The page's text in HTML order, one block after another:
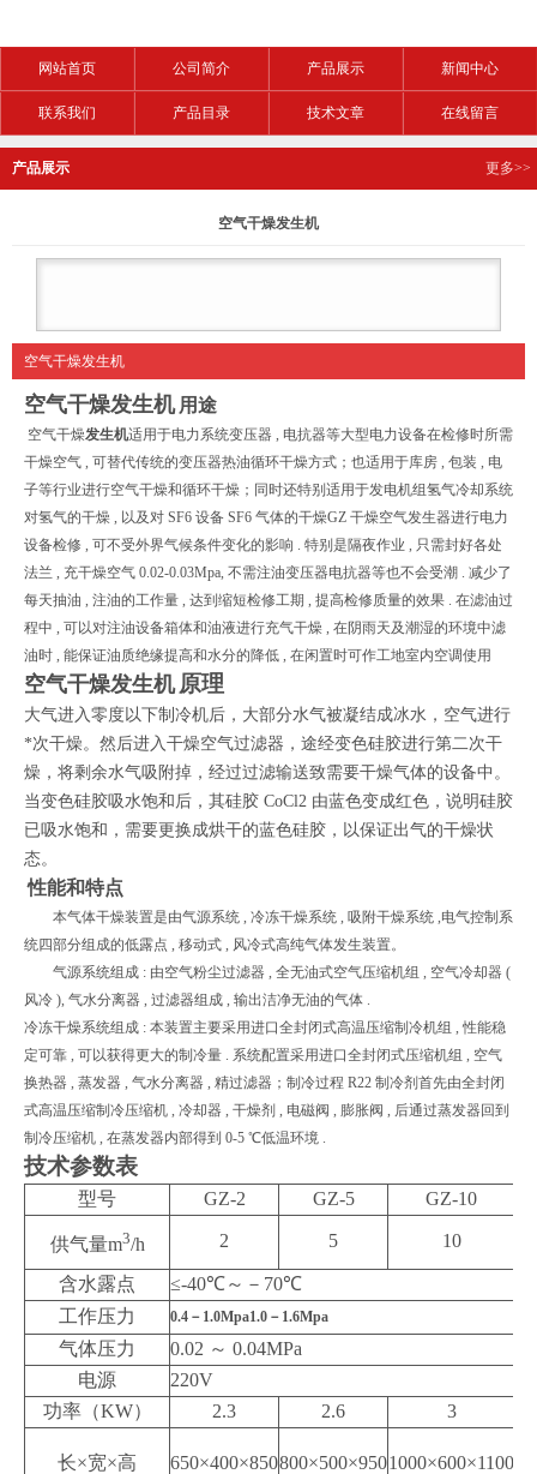
网站首页 公司简介 产品展示 新闻中心
联系我们 产品目录 技术文章 在线留言
产品展示 更多>>
空气干燥发生机
空气干燥发生机
空气干燥发生机 用途
空气干燥发生机适用于电力系统变压器 , 电抗器等大型电力设备在检修时所需
干燥空气 , 可替代传统的变压器热油循环干燥方式；也适用于库房 , 包装 , 电
子等行业进行空气干燥和循环干燥；同时还特别适用于发电机组氢气冷却系统
对氢气的干燥 , 以及对 SF6 设备 SF6 气体的干燥GZ 干燥空气发生器进行电力
设备检修 , 可不受外界气候条件变化的影响 . 特别是隔夜作业 , 只需封好各处
法兰 , 充干燥空气 0.02-0.03Mpa, 不需注油变压器电抗器等也不会受潮 . 减少了
每天抽油 , 注油的工作量 , 达到缩短检修工期 , 提高检修质量的效果 . 在滤油过
程中 , 可以对注油设备箱体和油液进行充气干燥 , 在阴雨天及潮湿的环境中滤
油时 , 能保证油质绝缘提高和水分的降低 , 在闲置时可作工地室内空调使用
空气干燥发生机 原理
大气进入零度以下制冷机后，大部分水气被凝结成冰水，空气进行
*次干燥。然后进入干燥空气过滤器，途经变色硅胶进行第二次干
燥，将剩余水气吸附掉，经过过滤输送致需要干燥气体的设备中。
当变色硅胶吸水饱和后，其硅胶 CoCl2 由蓝色变成红色，说明硅胶
已吸水饱和，需要更换成烘干的蓝色硅胶，以保证出气的干燥状
态。
性能和特点
本气体干燥装置是由气源系统 , 冷冻干燥系统 , 吸附干燥系统 ,电气控制系
统四部分组成的低露点 , 移动式 , 风冷式高纯气体发生装置。
气源系统组成 : 由空气粉尘过滤器 , 全无油式空气压缩机组 , 空气冷却器 (
风冷 ), 气水分离器 , 过滤器组成 , 输出洁净无油的气体 .
冷冻干燥系统组成 : 本装置主要采用进口全封闭式高温压缩制冷机组 , 性能稳
定可靠 , 可以获得更大的制冷量 . 系统配置采用进口全封闭式压缩机组 , 空气
换热器 , 蒸发器 , 气水分离器 , 精过滤器；制冷过程 R22 制冷剂首先由全封闭
式高温压缩制冷压缩机 , 冷却器 , 干燥剂 , 电磁阀 , 膨胀阀 , 后通过蒸发器回到
制冷压缩机 , 在蒸发器内部得到 0-5 ℃低温环境 .
技术参数表
型号 GZ-2 GZ-5 GZ-10
供气量m3/h 2 5 10
含水露点
≤-40℃～－70℃
工作压力
0.4 －1.0Mpa1.0－1.6Mpa
气体压力 0.02 ～ 0.04MPa
电源
220V
功率（KW）
2.3 2.6 3
长×宽×高 650×400×850800×500×9501000×600×1100